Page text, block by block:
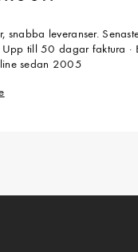
snabba leveranser.
Upp till 50 dagar faktura ·
sedan 2005